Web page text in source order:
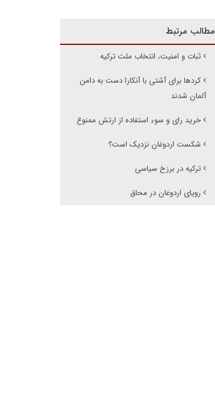
مطالب مرتبط
ثبات و امنیت، انتخاب ملت ترکیه
کردها برای آشتی با آنکارا دست به دامن
آلمان شدند
خرید رای و سوء استفاده از ارتش ممنوع
شکست اردوغان نزدیک است؟
ترکیه در برزخ سیاسی
رویای اردوغان در محاق